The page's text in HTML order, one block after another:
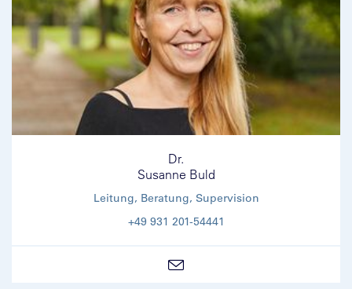
Dr.
Susanne Buld
Leitung, Beratung, Supervision
+49 931 201-54441